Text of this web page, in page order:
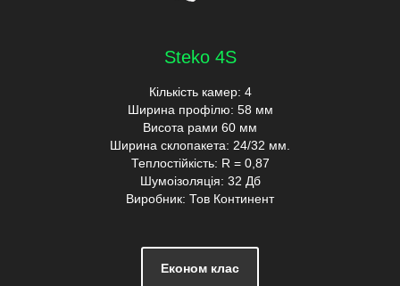
Steko 4S
Кількість камер: 4
Ширина профілю: 58 мм
Висота рами 60 мм
Ширина склопакета: 24/32 мм.
Теплостійкість: R = 0,87
Шумоізоляція: 32 Дб
Виробник: Тов Континент
Економ клас